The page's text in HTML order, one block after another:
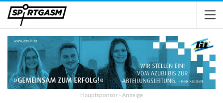
Hauptsponsor - Anzeige